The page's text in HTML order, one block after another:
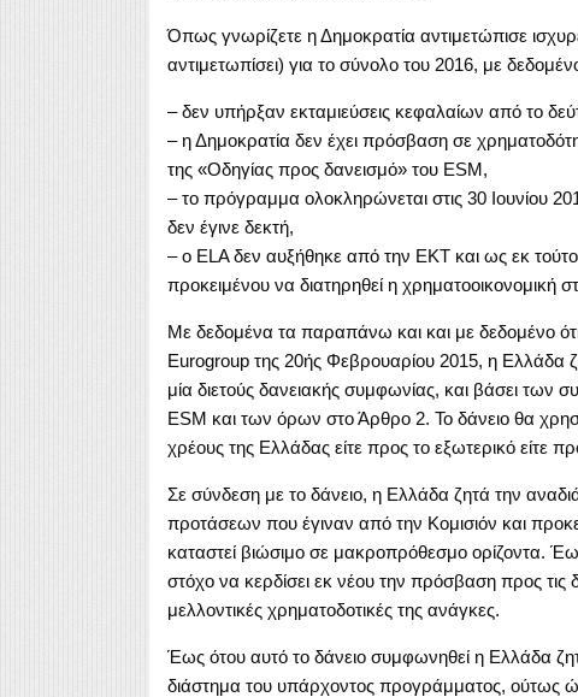
Όπως γνωρίζετε η Δημοκρατία αντιμετώπισε
αντιμετωπίσει) για το σύνολο του 2016, με
– δεν υπήρξαν εκταμιεύσεις κεφαλαίων από το
– η Δημοκρατία δεν έχει πρόσβαση σε
της «Οδηγίας προς δανεισμό» του ESM,
– το πρόγραμμα ολοκληρώνεται στις 30 Ιουνίου
δεν έγινε δεκτή,
– ο ELA δεν αυξήθηκε από την ΕΚΤ και ως εκ
προκειμένου να διατηρηθεί η χρηματοοικονομική
Με δεδομένα τα παραπάνω και και με δεδομένο
Eurogroup της 20ής Φεβρουαρίου 2015, η Ελλάδα
μία διετούς δανειακής συμφωνίας, και βάσει
ESM και των όρων στο Άρθρο 2. Το δάνειο θα
χρέους της Ελλάδας είτε προς το εξωτερικό είτε
Σε σύνδεση με το δάνειο, η Ελλάδα ζητά την
προτάσεων που έγιναν από την Κομισιόν και
καταστεί βιώσιμο σε μακροπρόθεσμο ορίζοντα.
στόχο να κερδίσει εκ νέου την πρόσβαση προς τις
μελλοντικές χρηματοδοτικές της ανάγκες.
Έως ότου αυτό το δάνειο συμφωνηθεί η Ελλάδα
διάστημα του υπάρχοντος προγράμματος, ούτως